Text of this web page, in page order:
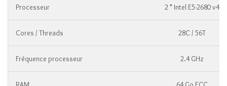
Processeur 2 * Intel E5-2680 v4
Cores / Threads 28C / 56T
Fréquence processeur 2.4 GHz